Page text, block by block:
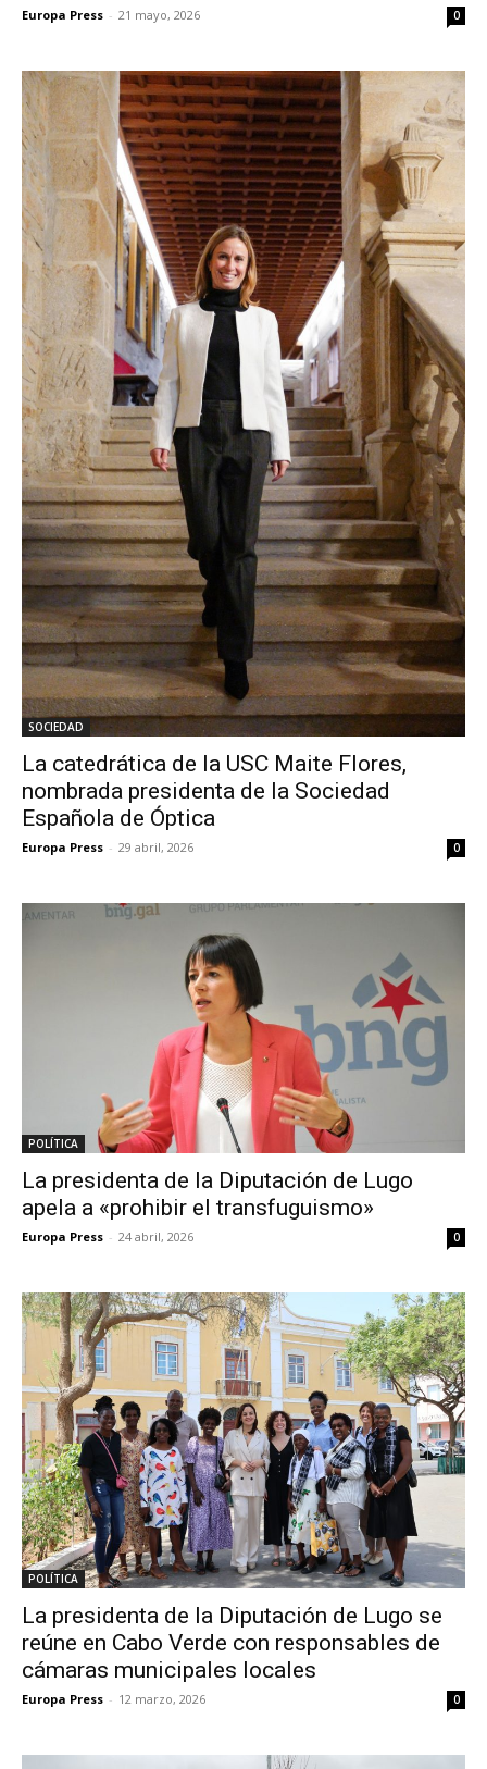
Europa Press - 21 mayo, 2026 0
SOCIEDAD
La catedrática de la USC Maite Flores,
nombrada presidenta de la Sociedad
Española de Óptica
Europa Press - 29 abril, 2026 0
POLÍTICA
La presidenta de la Diputación de Lugo
apela a «prohibir el transfuguismo»
Europa Press - 24 abril, 2026 0
POLÍTICA
La presidenta de la Diputación de Lugo se
reúne en Cabo Verde con responsables de
cámaras municipales locales
Europa Press - 12 marzo, 2026 0